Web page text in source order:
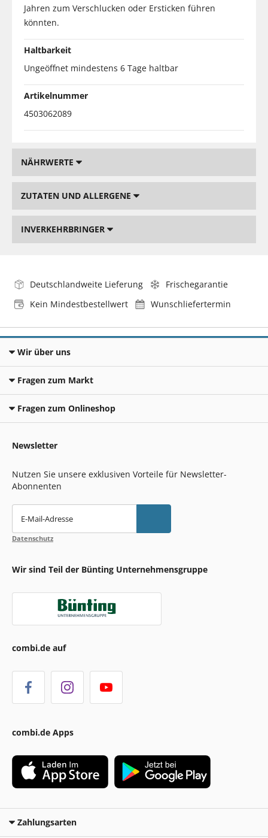
Jahren zum Verschlucken oder Ersticken führen
könnten.
Haltbarkeit
Ungeöffnet mindestens 6 Tage haltbar
Artikelnummer
4503062089
NÄHRWERTE
ZUTATEN UND ALLERGENE
INVERKEHRBRINGER
Deutschlandweite Lieferung
Frischegarantie
Kein Mindestbestellwert
Wunschliefertermin
Wir über uns
Fragen zum Markt
Fragen zum Onlineshop
Newsletter
Nutzen Sie unsere exklusiven Vorteile für Newsletter-
Abonnenten
E-Mail-Adresse
Datenschutz
Wir sind Teil der Bünting Unternehmensgruppe
combi.de auf
combi.de Apps
Zahlungsarten